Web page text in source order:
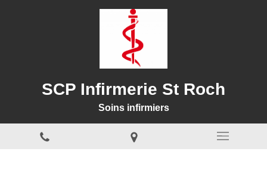
SCP Infirmerie St Roch
Soins infirmiers